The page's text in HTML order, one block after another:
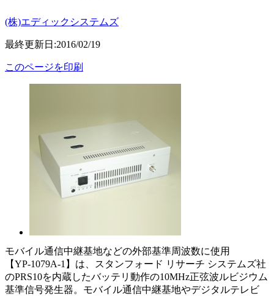
(株)エディックシステムズ
最終更新日:2016/02/19
このページを印刷
モバイル通信中継基地などの外部基準周波数に使用
【YP-1079A-1】は、スタンフォード リサーチ システムズ社
のPRS10を内蔵したバッテリ動作の10MHz正弦波ルビジウム
基準信号発生器。モバイル通信中継基地やデジタルテレビ